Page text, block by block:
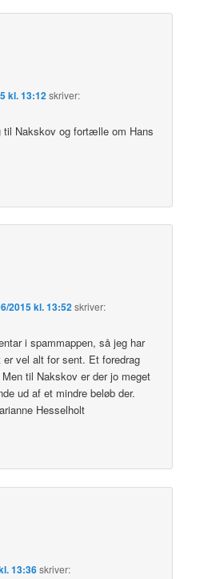
kl. 13:12skriver:
til Nakskov og fortælle om Hans
2015 kl. 13:52skriver:
i spammappen, så jeg har
vel alt for sent. Et foredrag
til Nakskov er der jo meget
ud af et mindre beløb der.
Hesselholt
13:36skriver: